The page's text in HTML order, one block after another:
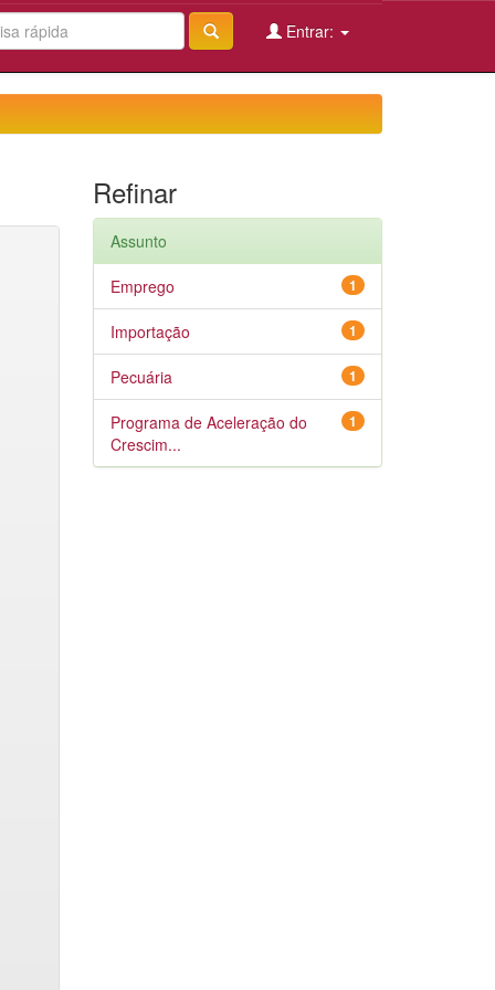
Entrar:
Refinar
Assunto
1
Emprego
1
Importação
1
Pecuária
1
Programa de Aceleração do
Crescim...